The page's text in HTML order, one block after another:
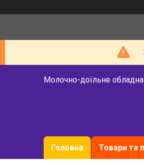
Молочно-доїльне
Головна Товари та